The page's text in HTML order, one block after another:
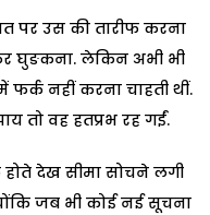
पर उस की तारीफ करना
घुङकना. लेकिन अभी भी
नहीं करना चाहती थीं.
तो वह हतप्रभ रह गईं.
देख सीमा सोचने लगी
जब भी कोई नई सूचना